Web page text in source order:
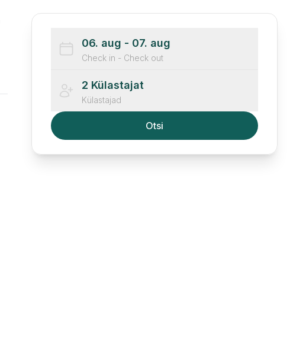
06. aug - 07. aug
Check in - Check out
2 Külastajat
Külastajad
Otsi